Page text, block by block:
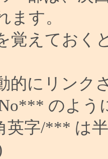
ます。
覚えておく
的にリンク
のよう
英字/*** は